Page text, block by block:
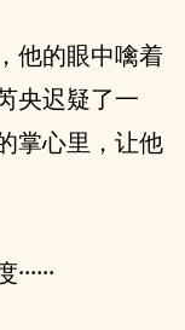
他的眼中噙着
央迟疑了一
掌心里，让他